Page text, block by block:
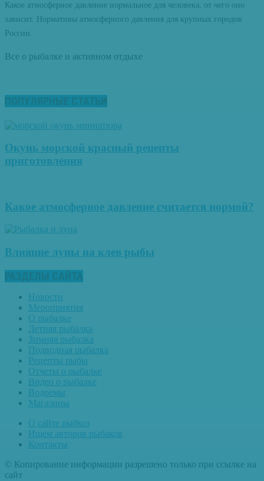
Какое атмосферное давление нормальное для человека, от чего оно
зависит. Нормативы атмосферного давления для крупных городов
России.
Все о рыбалке и активном отдыхе
ПОПУЛЯРНЫЕ СТАТЬИ
Окунь морской красный рецепты
приготовления
Какое атмосферное давление считается нормой?
Влияние луны на клев рыбы
РАЗДЕЛЫ САЙТА
Новости
Мероприятия
О рыбалке
Летняя рыбалка
Зимняя рыбалка
Подводная рыбалка
Рецепты рыбы
Отчеты о рыбалке
Видео о рыбалке
Водоемы
Магазины
О сайте рыбхоз
Ищем авторов рыбаков
Контакты
© Копирование информации разрешено только при ссылке на
сайт